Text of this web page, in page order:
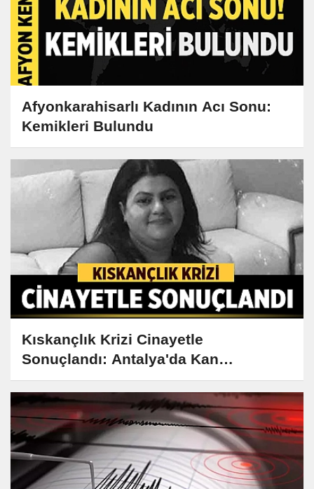
Afyonkarahisarlı Kadının Acı Sonu:
Kemikleri Bulundu
Kıskançlık Krizi Cinayetle
Sonuçlandı: Antalya'da Kan
Donduran Olay!